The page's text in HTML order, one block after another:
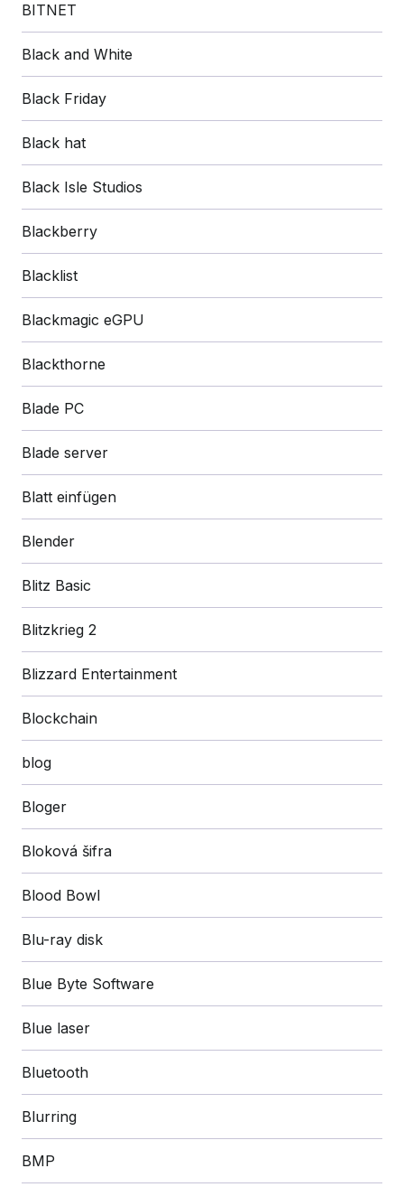
BITNET
Black and White
Black Friday
Black hat
Black Isle Studios
Blackberry
Blacklist
Blackmagic eGPU
Blackthorne
Blade PC
Blade server
Blatt einfügen
Blender
Blitz Basic
Blitzkrieg 2
Blizzard Entertainment
Blockchain
blog
Bloger
Bloková šifra
Blood Bowl
Blu-ray disk
Blue Byte Software
Blue laser
Bluetooth
Blurring
BMP